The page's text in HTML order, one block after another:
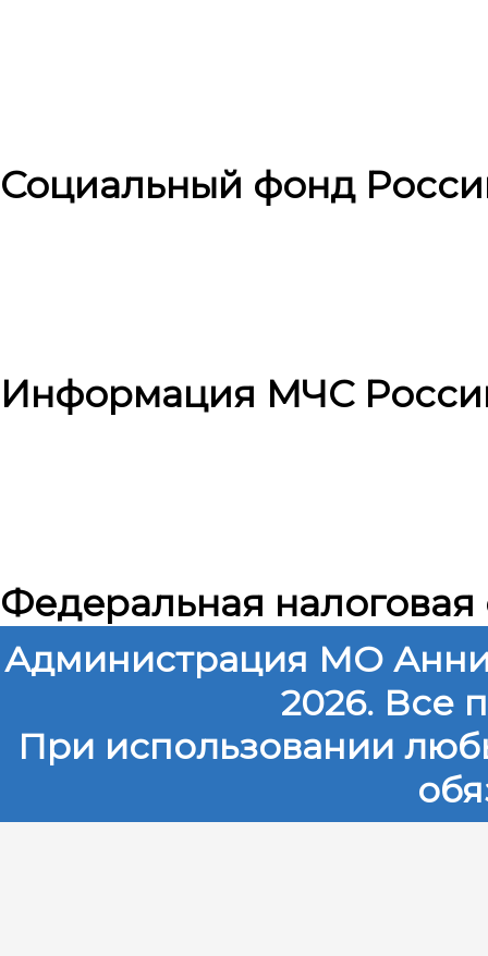
Социальный фонд
Информация МЧС
Федеральная налоговая
Администрация МО
2026. Все
При использовании